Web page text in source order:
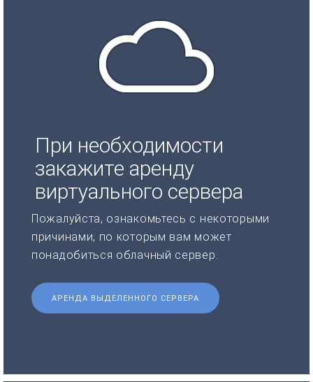
При необходимости
закажите аренду
виртуального сервера
Пожалуйста, ознакомьтесь с некоторыми
причинами, по которым вам может
понадобиться облачный сервер.
АРЕНДА ВЫДЕЛЕННОГО СЕРВЕРА